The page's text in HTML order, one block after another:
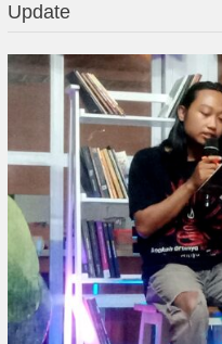
Update